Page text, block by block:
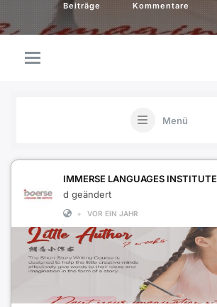
Beiträge Kommentare
Menü
IMMERSE LANGUAGES INSTITUTE
d geändert
•
VOR EIN JAHR